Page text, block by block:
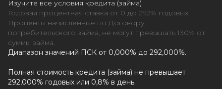
Изучите все условия кредита (займа)
Годовая процентная ставка от 0 до 292% годовых.
Проценты начисленные по Договору
потребительского займа, не могут превышать 130% от
суммы займа.
Диапазон значений ПСК от 0,000% до 292,000%.
Полная стоимость кредита (займа) не превышает
292,000% годовых или 0,8% в день.